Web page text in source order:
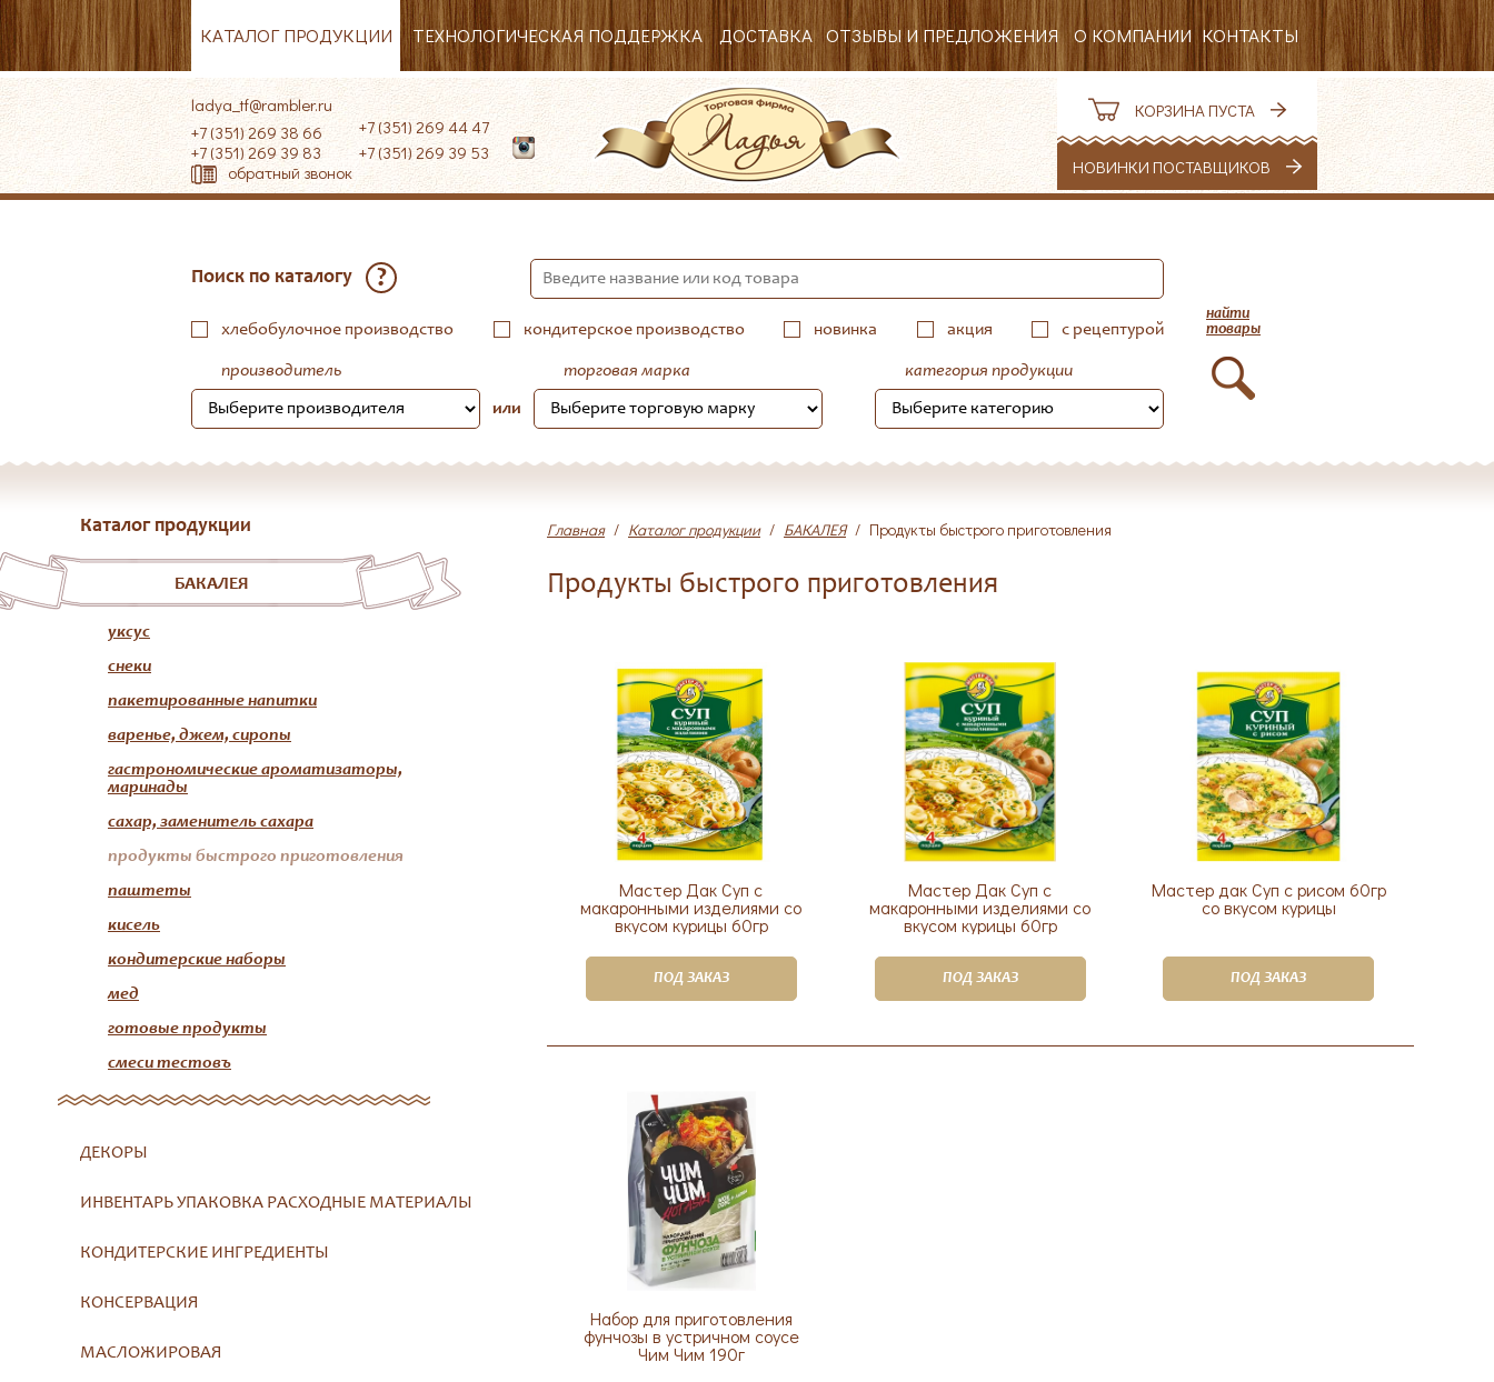
КАТАЛОГ ПРОДУКЦИИ ТЕХНОЛОГИЧЕСКАЯ ПОДДЕРЖКА ДОСТАВКА ОТЗЫВЫ И ПРЕДЛОЖЕНИЯ О КОМПАНИИ
РЕКВИЗИТЫ
ВАКАНСИИ
НОВОСТИ
КОНТАКТЫ
ladya_tf@rambler.ru
+7 (351) 269 38 66
+7 (351) 269 39 83
+7 (351) 269 44 47
+7 (351) 269 39 53
обратный звонок
КОРЗИНА ПУСТА
НОВИНКИ ПОСТАВЩИКОВ
Поиск по каталогу ?
хлебобулочное производство кондитерское производство новинка акция с рецептурой
производитель
или
торговая марка категория продукции
найти
товары
Каталог продукции
БАКАЛЕЯ
уксус
снеки
пакетированные напитки
варенье, джем, сиропы
гастрономические ароматизаторы,
маринады
сахар, заменитель сахара
продукты быстрого приготовления
паштеты
кисель
кондитерские наборы
мед
готовые продукты
смеси тестовъ
ДЕКОРЫ
ИНВЕНТАРЬ УПАКОВКА РАСХОДНЫЕ МАТЕРИАЛЫ
КОНДИТЕРСКИЕ ИНГРЕДИЕНТЫ
КОНСЕРВАЦИЯ
МАСЛОЖИРОВАЯ
Главная / Каталог продукции / БАКАЛЕЯ / Продукты быстрого приготовления
Продукты быстрого приготовления
Мастер Дак Суп с
макаронными изделиями со
вкусом курицы 60гр
ПОД ЗАКАЗ
Мастер Дак Суп с
макаронными изделиями со
вкусом курицы 60гр
ПОД ЗАКАЗ
Мастер дак Суп с рисом 60гр
со вкусом курицы
ПОД ЗАКАЗ
Набор для приготовления
фунчозы в устричном соусе
Чим Чим 190г